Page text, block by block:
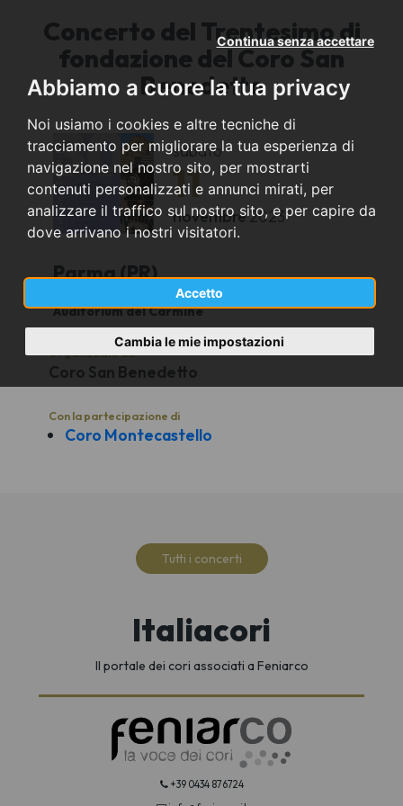
Abbiamo a cuore la tua privacy
Noi usiamo i cookies e altre tecniche di
tracciamento per migliorare la tua esperienza di
navigazione nel nostro sito, per mostrarti
contenuti personalizzati e annunci mirati, per
analizzare il traffico sul nostro sito, e per capire da
dove arrivano i nostri visitatori.
Accetto
Continua senza accettare
Cambia le mie impostazioni
Concerto del Trentesimo di
fondazione del Coro San
Benedetto
sabato
11
novembre2023
Parma (PR)
Auditorium del Carmine
Organizzato da
Coro San Benedetto
Con la partecipazione di
Coro Montecastello
Tutti i concerti
Italiacori
Il portale dei cori associati a Feniarco
+39 0434 876724